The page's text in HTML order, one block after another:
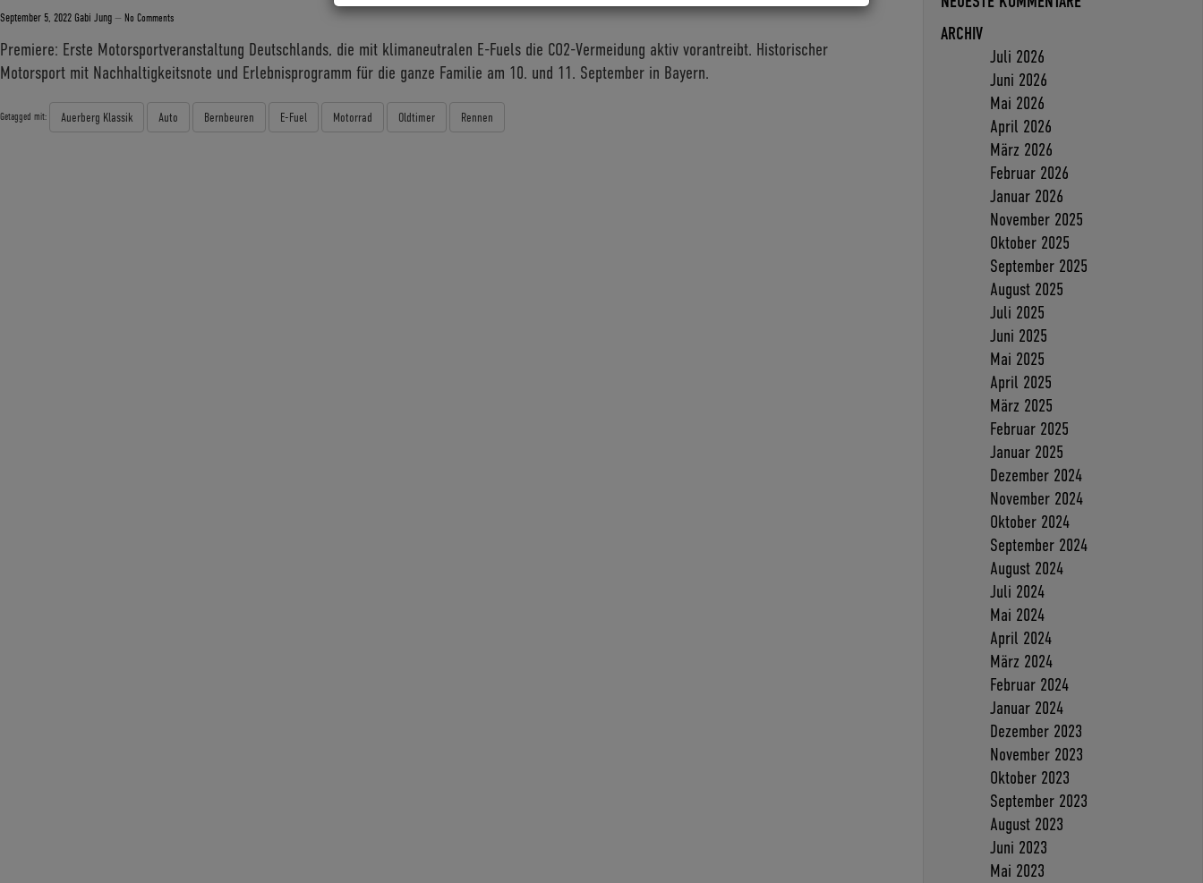
September 5, 2022Gabi Jung — No Comments
Premiere: Erste Motorsportveranstaltung Deutschlands, die mit klimaneutralen E-Fuels die CO2-Vermeidung aktiv vorantreibt. Historischer
Motorsport mit Nachhaltigkeitsnote und Erlebnisprogramm für die ganze Familie am 10. und 11. September in Bayern.
Getagged mit: Auerberg Klassik Auto Bernbeuren E-Fuel Motorrad Oldtimer Rennen
ARCHIV
Juli 2026
Juni 2026
Mai 2026
April 2026
März 2026
Februar 2026
Januar 2026
November 2025
Oktober 2025
September 2025
August 2025
Juli 2025
Juni 2025
Mai 2025
April 2025
März 2025
Februar 2025
Januar 2025
Dezember 2024
November 2024
Oktober 2024
September 2024
August 2024
Juli 2024
Mai 2024
April 2024
März 2024
Februar 2024
Januar 2024
Dezember 2023
November 2023
Oktober 2023
September 2023
August 2023
Juni 2023
Mai 2023